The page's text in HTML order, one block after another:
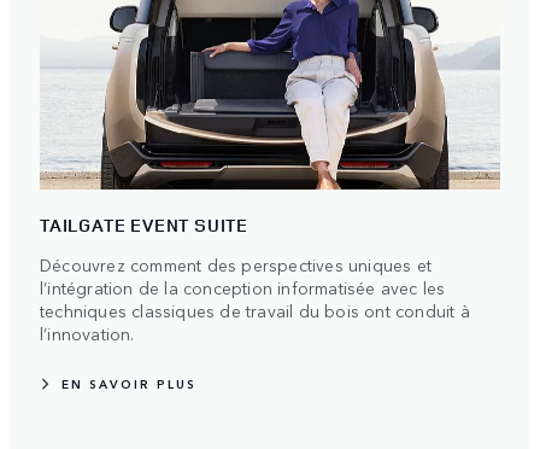
TAILGATE EVENT SUITE
Découvrez comment des perspectives uniques et
l’intégration de la conception informatisée avec les
techniques classiques de travail du bois ont conduit à
l’innovation.
EN SAVOIR PLUS